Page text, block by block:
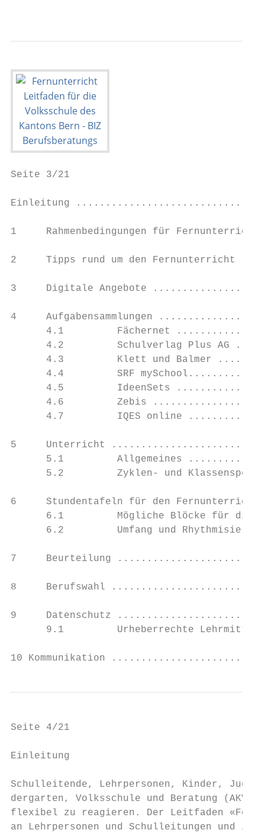
Seite 3/21
Einleitung
1     Rahmenbedingungen für
2     Tipps rund um den
3     Digitale Angebote
4     Aufgabensammlungen
4.1         Fächernet
4.2         Schulverlag Plus AG
4.3         Klett und Balmer
4.4         SRF
4.5         IdeenSets
4.6         Zebis
4.7         IQES online
5     Unterricht
5.1         Allgemeines
5.2         Zyklen- und
6     Stundentafeln für den
6.1         Mögliche Blöcke für die
6.2         Umfang und
7     Beurteilung
8     Berufswahl
9     Datenschutz
9.1         Urheberrechte
10 Kommunikation
Seite 4/21
Einleitung
Schulleitende, Lehrpersonen, Kinder,
dergarten, Volksschule und Beratung
flexibel zu reagieren. Der Leitfaden
an Lehrpersonen und Schulleitungen und